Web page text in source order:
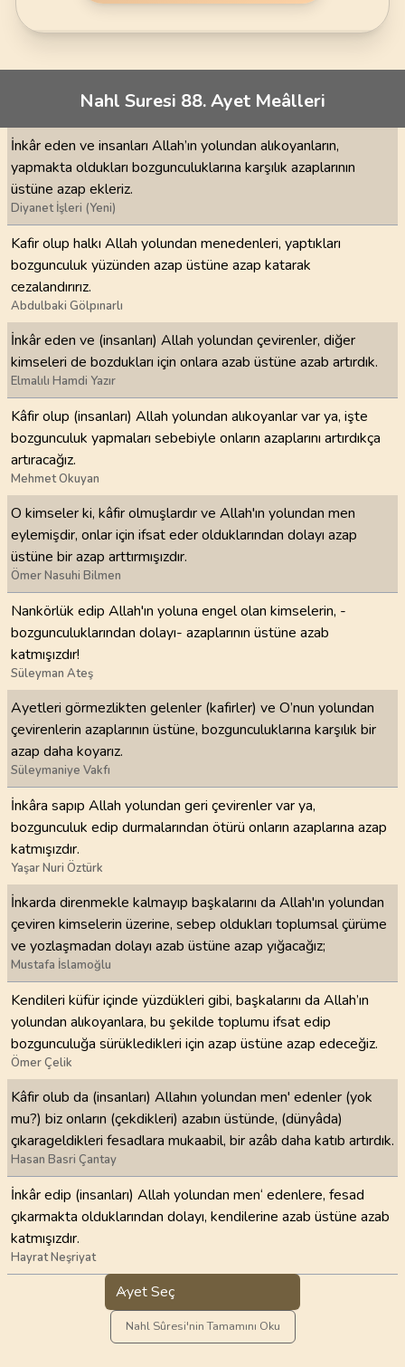
Nahl Suresi 88. Ayet Meâlleri
İnkâr eden ve insanları Allah’ın yolundan alıkoyanların,
yapmakta oldukları bozgunculuklarına karşılık azaplarının
üstüne azap ekleriz.
Diyanet İşleri (Yeni)
Kafir olup halkı Allah yolundan menedenleri, yaptıkları
bozgunculuk yüzünden azap üstüne azap katarak
cezalandırırız.
Abdulbaki Gölpınarlı
İnkâr eden ve (insanları) Allah yolundan çevirenler, diğer
kimseleri de bozdukları için onlara azab üstüne azab artırdık.
Elmalılı Hamdi Yazır
Kâfir olup (insanları) Allah yolundan alıkoyanlar var ya, işte
bozgunculuk yapmaları sebebiyle onların azaplarını artırdıkça
artıracağız.
Mehmet Okuyan
O kimseler ki, kâfir olmuşlardır ve Allah'ın yolundan men
eylemişdir, onlar için ifsat eder olduklarından dolayı azap
üstüne bir azap arttırmışızdır.
Ömer Nasuhi Bilmen
Nankörlük edip Allah'ın yoluna engel olan kimselerin, -
bozgunculuklarından dolayı- azaplarının üstüne azab
katmışızdır!
Süleyman Ateş
Ayetleri görmezlikten gelenler (kafirler) ve O’nun yolundan
çevirenlerin azaplarının üstüne, bozgunculuklarına karşılık bir
azap daha koyarız.
Süleymaniye Vakfı
İnkâra sapıp Allah yolundan geri çevirenler var ya,
bozgunculuk edip durmalarından ötürü onların azaplarına azap
katmışızdır.
Yaşar Nuri Öztürk
İnkarda direnmekle kalmayıp başkalarını da Allah'ın yolundan
çeviren kimselerin üzerine, sebep oldukları toplumsal çürüme
ve yozlaşmadan dolayı azab üstüne azap yığacağız;
Mustafa İslamoğlu
Kendileri küfür içinde yüzdükleri gibi, başkalarını da Allah’ın
yolundan alıkoyanlara, bu şekilde toplumu ifsat edip
bozgunculuğa sürükledikleri için azap üstüne azap edeceğiz.
Ömer Çelik
Kâfir olub da (insanları) Allahın yolundan men' edenler (yok
mu?) biz onların (çekdikleri) azabın üstünde, (dünyâda)
çıkarageldikleri fesadlara mukaabil, bir azâb daha katıb artırdık.
Hasan Basri Çantay
İnkâr edip (insanları) Allah yolundan men‘ edenlere, fesad
çıkarmakta olduklarından dolayı, kendilerine azab üstüne azab
katmışızdır.
Hayrat Neşriyat
Ayet Seç
Nahl Sûresi'nin Tamamını Oku